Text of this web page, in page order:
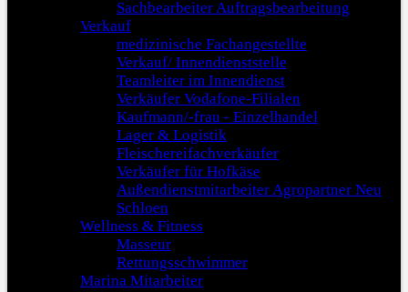
Sachbearbeiter Auftragsbearbeitung
Verkauf
medizinische Fachangestellte
Verkauf/ Innendienststelle
Teamleiter im Innendienst
Verkäufer Vodafone-Filialen
Kaufmann/-frau - Einzelhandel
Lager & Logistik
Fleischereifachverkäufer
Verkäufer für Hofkäse
Außendienstmitarbeiter Agropartner Neu
Schloen
Wellness & Fitness
Masseur
Rettungsschwimmer
Marina Mitarbeiter